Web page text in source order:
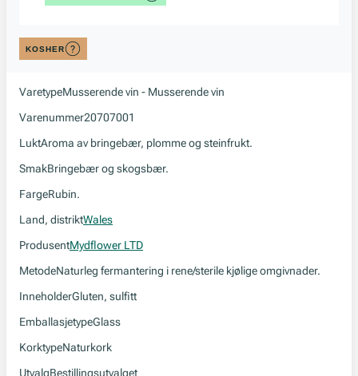
KOSHER
VaretypeMusserende vin - Musserende vin
Varenummer20707001
LuktAroma av bringebær, plomme og steinfrukt.
SmakBringebær og skogsbær.
FargeRubin.
Land, distriktWales
ProdusentMydflower LTD
MetodeNaturleg fermantering i rene/sterile kjølige omgivnader.
InneholderGluten, sulfitt
EmballasjetypeGlass
KorktypeNaturkork
UtvalgBestillingsutvalget